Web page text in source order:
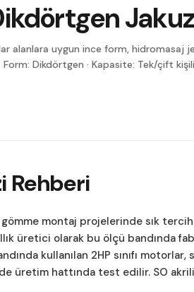
alanlara uygun ince form, hidromasaj
Form: Dikdörtgen · Kapasite: Tek/çift
Rehberi
montaj projelerinde sık
üretici olarak bu ölçü bandında
kullanılan 2HP sınıfı
üretim hattında test edilir. SO